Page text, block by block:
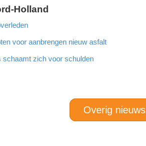
Holland
voor aanbrengen nieuw asfalt
schaamt zich voor schulden
Overig nieuws